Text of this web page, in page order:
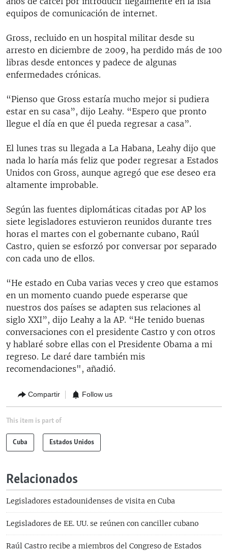
equipos de comunicación de internet.
Gross, recluido en un hospital militar desde su
arresto en diciembre de 2009, ha perdido más de 100
libras desde entonces y padece de algunas
enfermedades crónicas.
“Pienso que Gross estaría mucho mejor si pudiera
estar en su casa”, dijo Leahy. “Espero que pronto
llegue el día en que él pueda regresar a casa”.
El lunes tras su llegada a La Habana, Leahy dijo que
nada lo haría más feliz que poder regresar a Estados
Unidos con Gross, aunque agregó que ese deseo era
altamente improbable.
Según las fuentes diplomáticas citadas por AP los
siete legisladores estuvieron reunidos durante tres
horas el martes con el gobernante cubano, Raúl
Castro, quien se esforzó por conversar por separado
con cada uno de ellos.
“He estado en Cuba varias veces y creo que estamos
en un momento cuando puede esperarse que
nuestros dos países se adapten sus relaciones al
siglo XXI”, dijo Leahy a la AP. “He tenido buenas
conversaciones con el presidente Castro y con otros
y hablaré sobre ellas con el Presidente Obama a mi
regreso. Le daré dare también mis
recomendaciones", añadió.
Compartir Follow us
This item is part of
Cuba Estados Unidos
Relacionados
Legisladores estadounidenses de visita en Cuba
Legisladores de EE. UU. se reúnen con canciller cubano
Raúl Castro recibe a miembros del Congreso de Estados